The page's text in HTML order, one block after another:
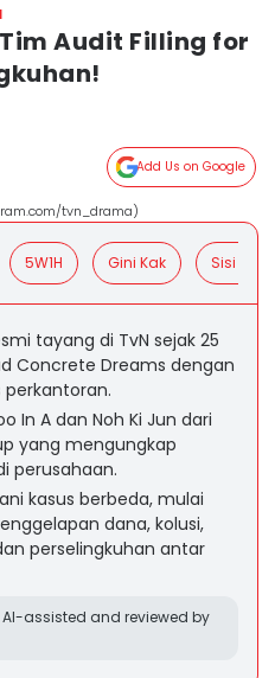
Audit Filling for
Add Us on Google
tvn_drama)
5W1H Gini Kak Sisi
tayang di TvN sejak 25
Concrete Dreams dengan
In A dan Noh Ki Jun dari
yang mengungkap
perusahaan.
kasus berbeda, mulai
dana, kolusi,
perselingkuhan antar
assisted and reviewed by